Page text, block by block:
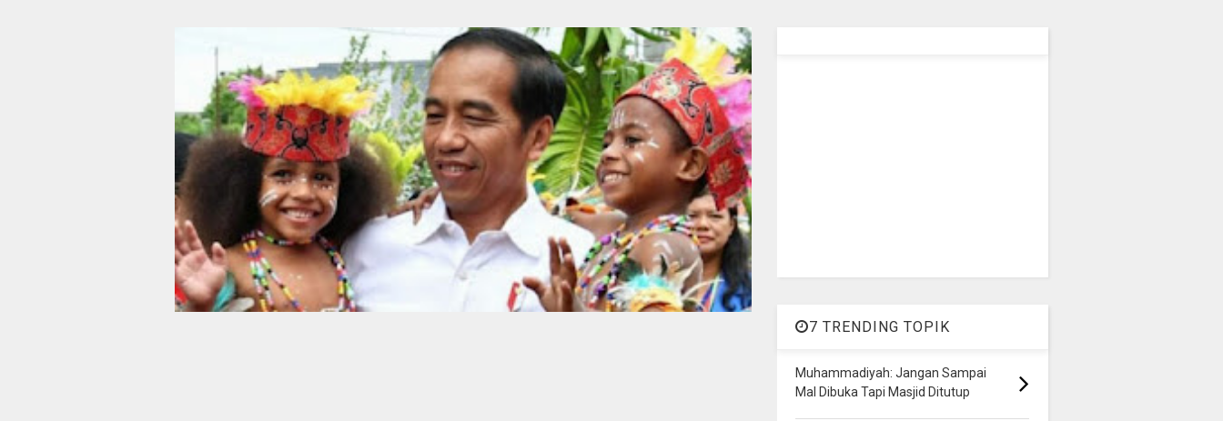
7 TRENDING TOPIK
Muhammadiyah: Jangan Sampai
Mal Dibuka Tapi Masjid Ditutup